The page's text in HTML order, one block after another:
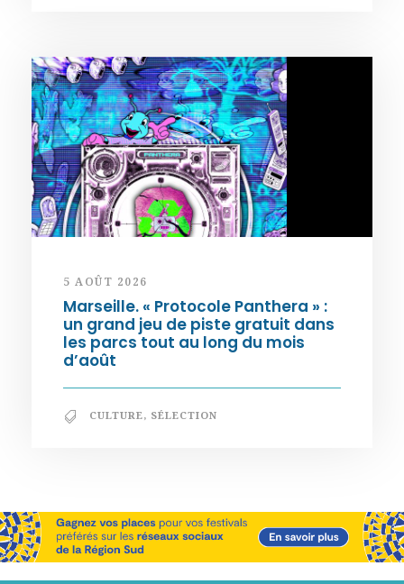
5 AOÛT 2026
Marseille. « Protocole Panthera » :
un grand jeu de piste gratuit dans
les parcs tout au long du mois
d’août
CULTURE, SÉLECTION